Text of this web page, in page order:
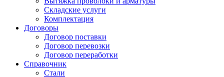
Складские услуги
Комплектация
Договоры
Договор поставки
Договор перевозки
Договор переработки
Справочник
Стали